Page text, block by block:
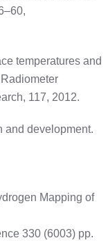
temperatures and
117, 2012.
and development.
Mapping of
330 (6003) pp.